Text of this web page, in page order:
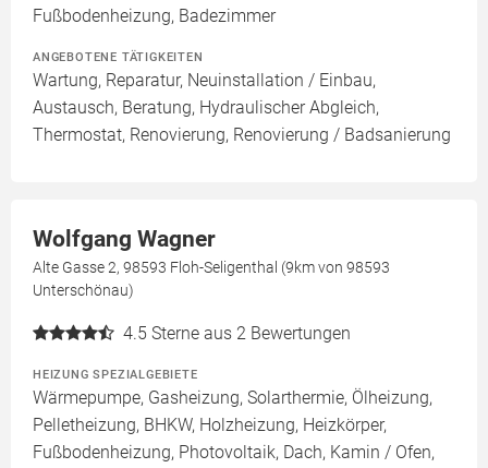
Fußbodenheizung, Badezimmer
ANGEBOTENE TÄTIGKEITEN
Wartung, Reparatur, Neuinstallation / Einbau,
Austausch, Beratung, Hydraulischer Abgleich,
Thermostat, Renovierung, Renovierung / Badsanierung
Wolfgang Wagner
Alte Gasse 2, 98593 Floh-Seligenthal (9km von 98593
Unterschönau)
4.5 Sterne aus 2 Bewertungen
HEIZUNG SPEZIALGEBIETE
Wärmepumpe, Gasheizung, Solarthermie, Ölheizung,
Pelletheizung, BHKW, Holzheizung, Heizkörper,
Fußbodenheizung, Photovoltaik, Dach, Kamin / Ofen,